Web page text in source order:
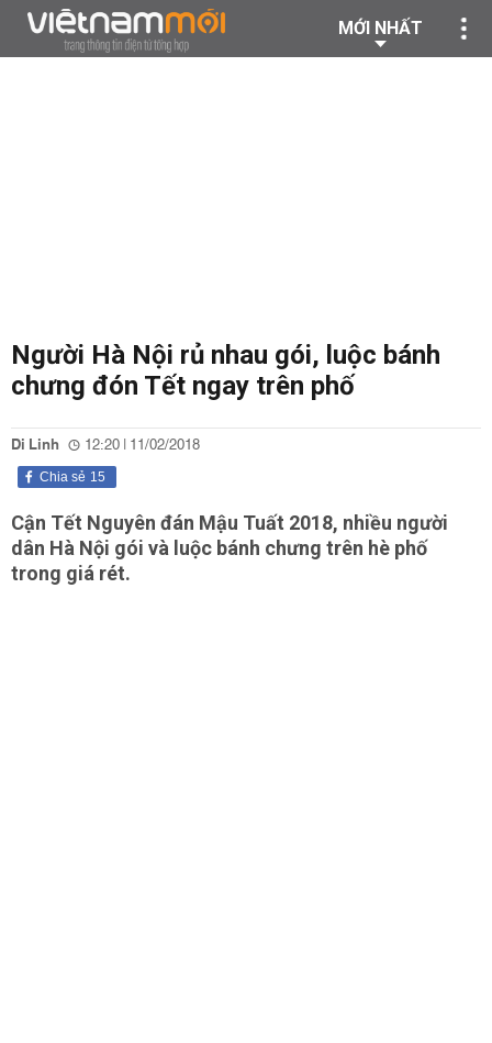
MỚI NHẤT
Người Hà Nội rủ nhau gói, luộc bánh
chưng đón Tết ngay trên phố
Di Linh 12:20 | 11/02/2018
15
Chia sẻ
Cận Tết Nguyên đán Mậu Tuất 2018, nhiều người
dân Hà Nội gói và luộc bánh chưng trên hè phố
trong giá rét.